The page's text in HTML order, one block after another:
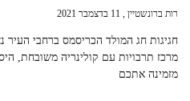
רות ברונשטיין 11 בדצמבר 2021
חגיגות חג המולד הכריסמס ברחבי העיר
מרכז תרבויות עם קולינריה משובחת,
מזמינה אתכם